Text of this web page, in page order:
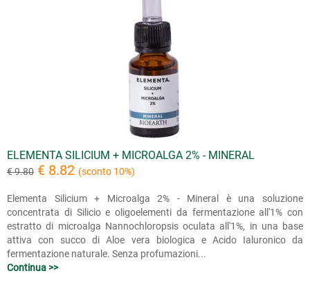
ELEMENTA SILICIUM + MICROALGA 2% - MINERAL
€ 9.80 € 8.82 (sconto 10%)
Elementa Silicium + Microalga 2% - Mineral è una soluzione
concentrata di Silicio e oligoelementi da fermentazione all'1% con
estratto di microalga Nannochloropsis oculata all'1%, in una base
attiva con succo di Aloe vera biologica e Acido Ialuronico da
fermentazione naturale. Senza profumazioni...
Continua >>